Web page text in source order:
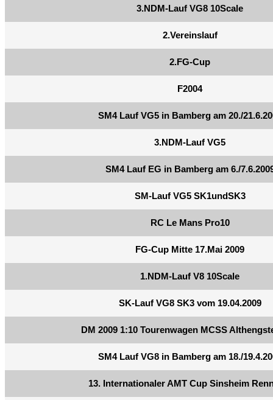
3.NDM-Lauf VG8 10Scale
2.Vereinslauf
2.FG-Cup
F2004
SM4 Lauf VG5 in Bamberg am 20./
3.NDM-Lauf VG5
SM4 Lauf EG in Bamberg am 6./
SM-Lauf VG5 SK1undSK3
RC Le Mans Pro10
FG-Cup Mitte 17.Mai 2009
1.NDM-Lauf V8 10Scale
SK-Lauf VG8 SK3 vom 19.04.2009
DM 2009 1:10 Tourenwagen MCSS
SM4 Lauf VG8 in Bamberg am 18./
13. Internationaler AMT Cup Sinsheim